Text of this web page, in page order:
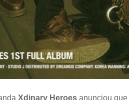
Xdinary Heroes anunciou